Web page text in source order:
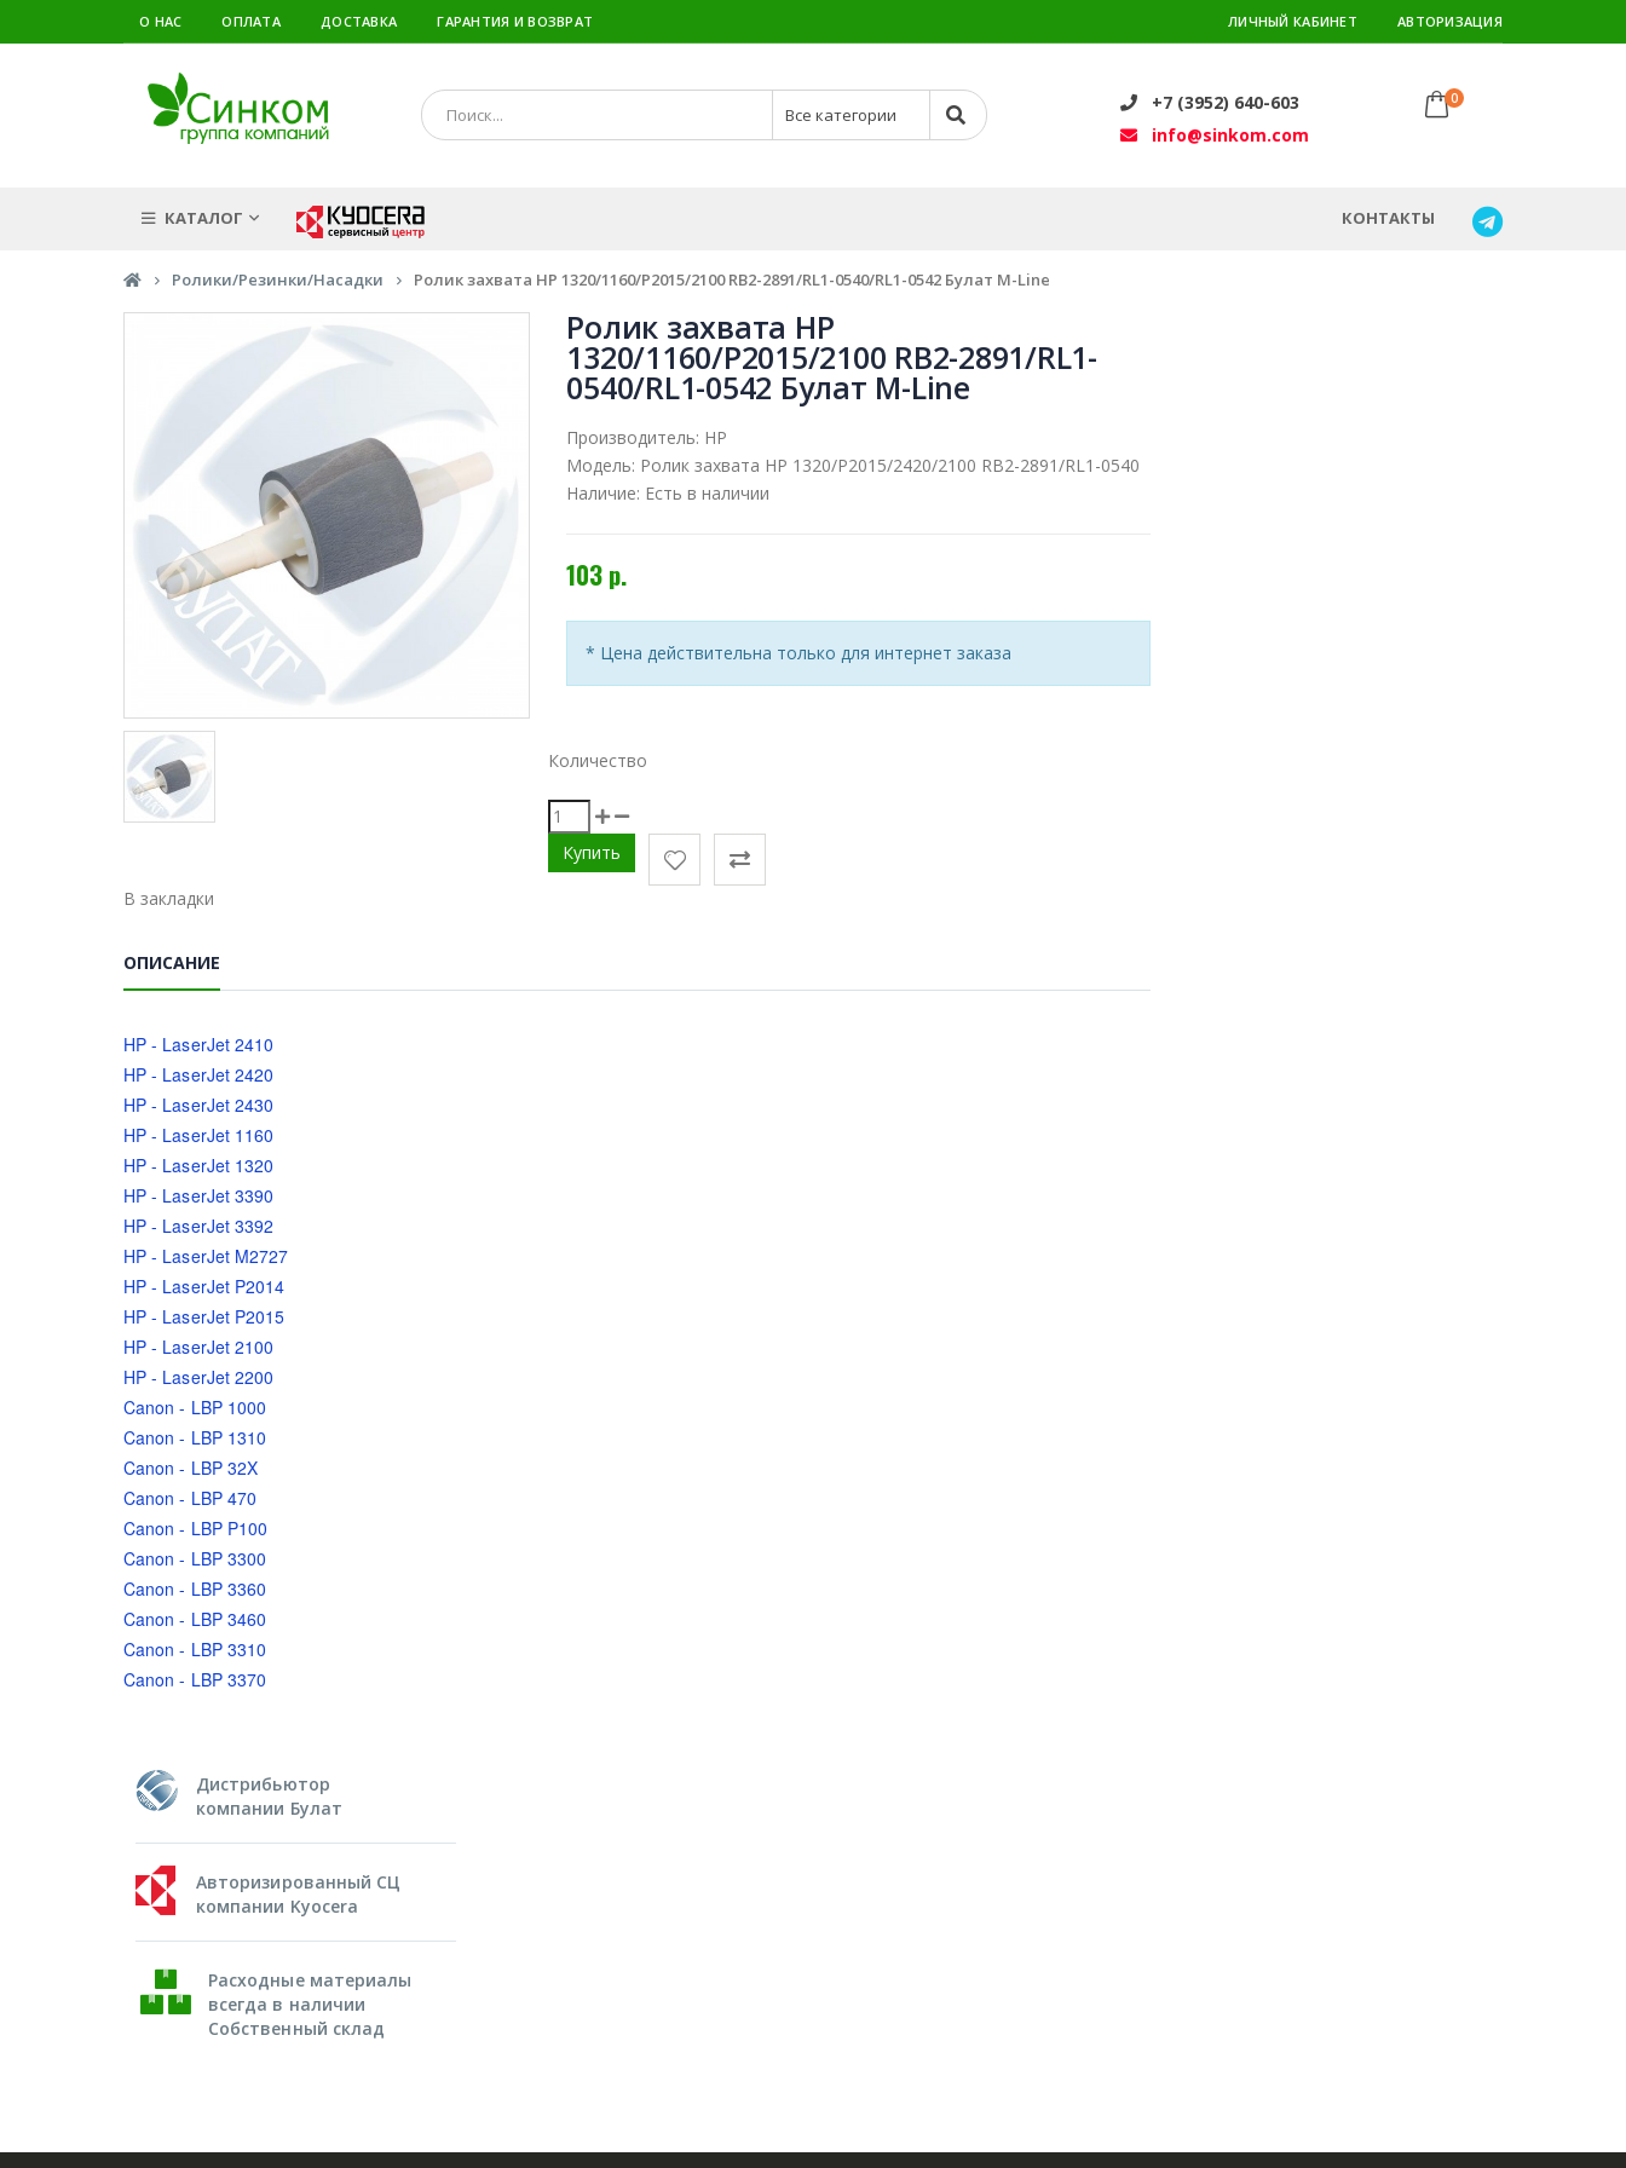
О НАС ОПЛАТА ДОСТАВКА ГАРАНТИЯ И ВОЗВРАТ ЛИЧНЫЙ КАБИНЕТ АВТОРИЗАЦИЯ
+7 (3952) 640-603
info@sinkom.com
0
КАТАЛОГ КОНТАКТЫ
Ролики/Резинки/Насадки Ролик захвата HP 1320/1160/P2015/2100 RB2-2891/RL1-0540/RL1-0542 Булат M-Line
Ролик захвата HP
1320/1160/P2015/2100 RB2-2891/RL1-
0540/RL1-0542 Булат M-Line
Производитель: HP
Модель: Ролик захвата HP 1320/P2015/2420/2100 RB2-2891/RL1-0540
Наличие: Есть в наличии
103 р.
* Цена действительна только для интернет заказа
Количество
В закладки
ОПИСАНИЕ
HP - LaserJet 2410
HP - LaserJet 2420
HP - LaserJet 2430
HP - LaserJet 1160
HP - LaserJet 1320
HP - LaserJet 3390
HP - LaserJet 3392
HP - LaserJet M2727
HP - LaserJet P2014
HP - LaserJet P2015
HP - LaserJet 2100
HP - LaserJet 2200
Canon - LBP 1000
Canon - LBP 1310
Canon - LBP 32X
Canon - LBP 470
Canon - LBP P100
Canon - LBP 3300
Canon - LBP 3360
Canon - LBP 3460
Canon - LBP 3310
Canon - LBP 3370
Дистрибьютор
компании Булат
Авторизированный СЦ
компании Kyocera
Расходные материалы
всегда в наличии
Собственный склад